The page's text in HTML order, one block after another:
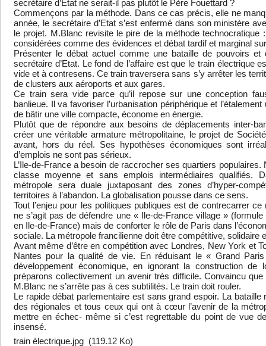
secrétaire d’Etat ne serait-il pas plutôt le Père Fouettard ?
Commençons par la méthode. Dans ce cas précis, elle ne
année, le secrétaire d’Etat s’est enfermé dans son ministère
le projet. M.Blanc revisite le pire de la méthode technocratique
considérées comme des évidences et débat tardif et marginal
Présenter le débat actuel comme une bataille de pouvoirs et
secrétaire d’Etat. Le fond de l’affaire est que le train électrique
vide et à contresens. Ce train traversera sans s’y arrêter les
de clusters aux aéroports et aux gares.
Ce train sera vide parce qu’il repose sur une conception
banlieue. Il va favoriser l’urbanisation périphérique et
de bâtir une ville compacte, économe en énergie.
Plutôt que de répondre aux besoins de déplacements inter-
créer une véritable armature métropolitaine, le projet de
avant, hors du réel. Ses hypothèses économiques sont
d’emplois ne sont pas sérieux.
L’Ile-de-France a besoin de raccrocher ses quartiers
classe moyenne et sans emplois intermédiaires qualifiés.
métropole sera duale juxtaposant des zones d’hyper-
territoires à l’abandon. La globalisation pousse dans ce sens.
Tout l’enjeu pour les politiques publiques est de contrecarrer
ne s’agit pas de défendre une « Ile-de-France village »
en Ile-de-France) mais de conforter le rôle de Paris dans
sociale. La métropole francilienne doit être compétitive, solidaire
Avant même d’être en compétition avec Londres, New York et
Nantes pour la qualité de vie. En réduisant le « Grand
développement économique, en ignorant la construction de
préparons collectivement un avenir très difficile. Convaincu
M.Blanc ne s’arrête pas à ces subtilités. Le train doit rouler.
Le rapide débat parlementaire est sans grand espoir. La
des régionales et tous ceux qui ont à cœur l’avenir de la
mettre en échec- même si c’est regrettable du point de vue
insensé.
train électrique.jpg (119.12 Ko)